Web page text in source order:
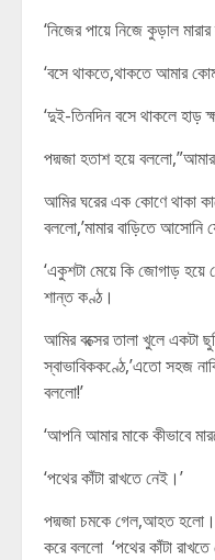
‘নিজের পায়ে নিজে কুড়াল
‘বসে থাকতে,থাকতে আমার
‘দুই-তিনদিন বসে থাকলে হাড়
পদ্মজা হতাশ হয়ে
আমির ঘরের এক কোণে থাকা
বললো,’মামার বাড়িতে আসোনি
‘একুশটা মেয়ে কি জোগাড়
শান্ত কণ্ঠ।
আমির বক্সের তালা খুলে একটা
স্বাভাবিককণ্ঠে,’এতো সহজ
বললো!’
‘আপনি আমার মাকে কীভাবে
‘পথের কাঁটা রাখতে নেই।’
পদ্মজা চমকে গেল,আহত
করে বললো ‘পথের কাঁটা